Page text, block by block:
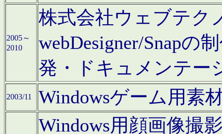
2005～
2010
株式会社ウェブテク
webDesigner/Snapの
発・ドキュメンテー
2003/11 Windowsゲーム用素
Windows用顔画像撮